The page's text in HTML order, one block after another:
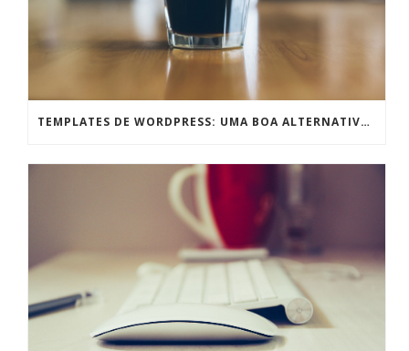
TEMPLATES DE WORDPRESS: UMA BOA ALTERNATIVA PRA TEMPOS DE CRISE